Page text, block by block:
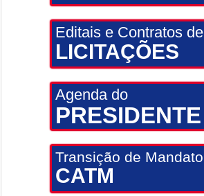
Editais e Contratos de
LICITAÇÕES
Agenda do
PRESIDENTE
Transição de Mandato
CATM